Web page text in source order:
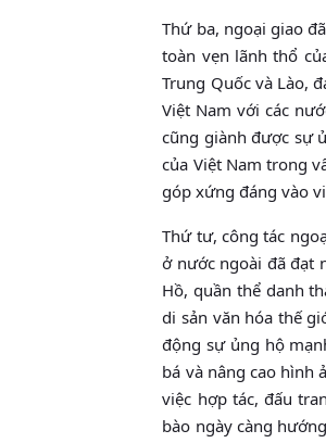
Thứ ba, ngoại giao
toàn vẹn lãnh thổ
Trung Quốc và Lào,
Việt Nam với các
cũng giành được sự
của Việt Nam trong
góp xứng đáng vào
Thứ tư, công tác
ở nước ngoài đã đạt
Hồ, quần thể danh
di sản văn hóa thế
động sự ủng hộ
bá và nâng cao hình
việc hợp tác, đấu
bào ngày càng